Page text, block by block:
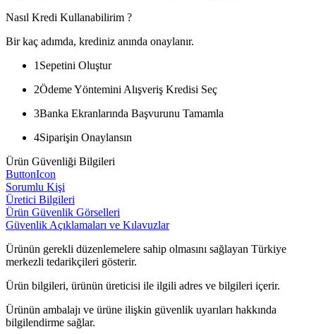
Nasıl Kredi Kullanabilirim ?
Bir kaç adımda, krediniz anında onaylanır.
1 Sepetini Oluştur
2Ödeme Yöntemini Alışveriş Kredisi Seç
3Banka Ekranlarında Başvurunu Tamamla
4Siparişin Onaylansın
Ürün Güvenliği Bilgileri
ButtonIcon
Sorumlu Kişi
Üretici Bilgileri
Ürün Güvenlik Görselleri
Güvenlik Açıklamaları ve Kılavuzlar
Ürünün gerekli düzenlemelere sahip olmasını sağlayan Türkiye
merkezli tedarikçileri gösterir.
Ürün bilgileri, ürünün üreticisi ile ilgili adres ve bilgileri içerir.
Ürünün ambalajı ve ürüne ilişkin güvenlik uyarıları hakkında
bilgilendirme sağlar.